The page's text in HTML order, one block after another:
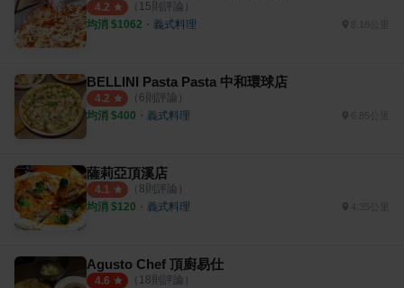
4.2 （ 15則評論）
均消 $1062 ・ 義式料理
BELLINI Pasta Pasta 中和環球店
4.2 （ 6則評論）
均消 $400 ・ 義式料理 6.85公里
薩莉亞頂溪店
4.1 （ 8則評論）
均消 $120 ・ 義式料理 4.35公里
Agusto Chef 頂廚易仕
4.6 （ 18則評論）